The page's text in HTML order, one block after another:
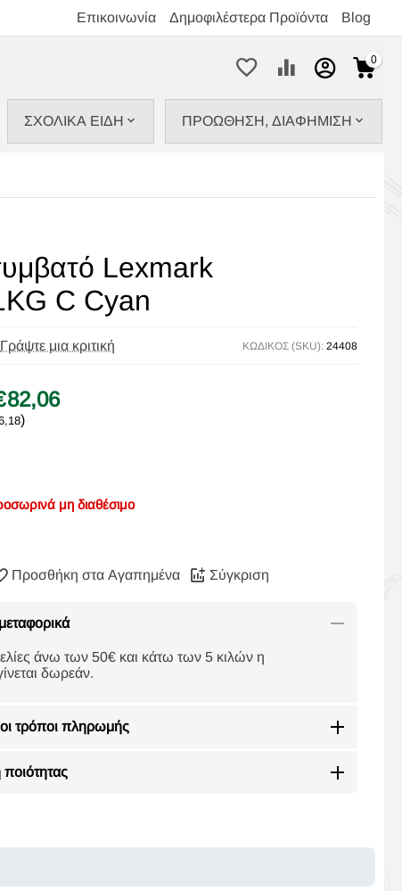
Επικοινωνία Δημοφιλέστερα Προϊόντα Blog
0
ΣΧΟΛΙΚΑ ΕΙΔΗ ΠΡΟΩΘΗΣΗ, ΔΙΑΦΗΜΙΣΗ
Lexmark
C Cyan
Γράψτε μια κριτική ΚΩΔΙΚΟΣ (SKU): 24408
82,06
)
μη διαθέσιμο
Προσθήκη στα Αγαπημένα Σύγκριση
άνω των 50€ και κάτω των 5 κιλών η
δωρεάν.
τρόποι πληρωμής